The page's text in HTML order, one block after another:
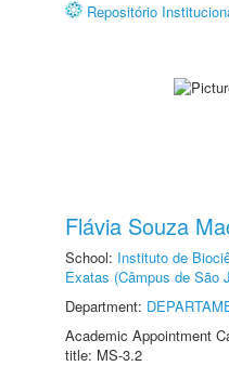
Repositório
Flávia Souza
School: Instituto de
Exatas (Câmpus de São
Department:
Academic Appointment
title: MS-3.2